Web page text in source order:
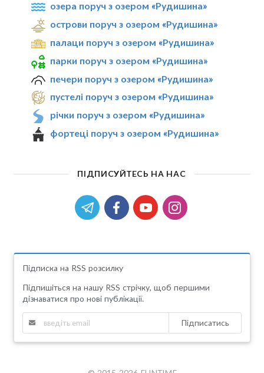
озера поруч з озером «Рудишина»
острови поруч з озером «Рудишина»
палаци поруч з озером «Рудишина»
парки поруч з озером «Рудишина»
печери поруч з озером «Рудишина»
пустелі поруч з озером «Рудишина»
річки поруч з озером «Рудишина»
фортеці поруч з озером «Рудишина»
ПІДПИСУЙТЕСЬ НА НАС
Підписка на RSS розсилку
Підпишіться на нашу RSS стрічку, щоб першими
дізнаватися про нові публікації.
Підписатись